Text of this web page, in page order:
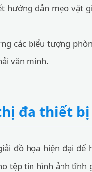
hướng dẫn mẹo vặt
các biểu tượng
văn minh.
đa thiết bị
đồ họa hiện đại
tệp tin hình ảnh tĩnh